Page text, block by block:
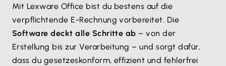
Mit Lexware Office bist du bestens auf die
verpflichtende E-Rechnung vorbereitet. Die
Software deckt alle Schritte ab – von der
Erstellung bis zur Verarbeitung – und sorgt dafür,
dass du gesetzeskonform, effizient und fehlerfrei